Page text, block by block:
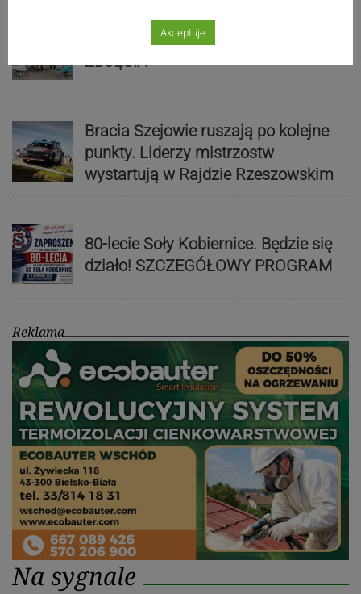
Mistrzowie świata z MCK Żywiec!
ZDJĘCIA
Bracia Szejowie ruszają po kolejne
punkty. Liderzy mistrzostw
wystartują w Rajdzie Rzeszowskim
80-lecie Soły Kobiernice. Będzie się
działo! SZCZEGÓŁOWY PROGRAM
Reklama
Na sygnale
Akceptuje